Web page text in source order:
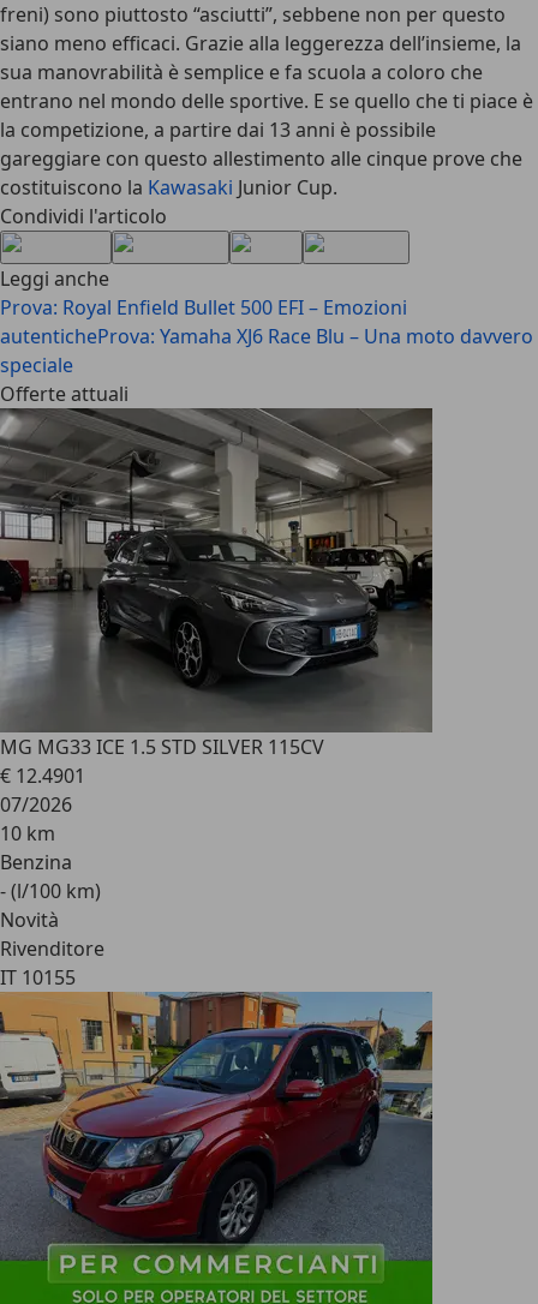
freni) sono piuttosto “asciutti”, sebbene non per questo
siano meno efficaci. Grazie alla leggerezza dell’insieme, la
sua manovrabilità è semplice e fa scuola a coloro che
entrano nel mondo delle sportive. E se quello che ti piace è
la competizione, a partire dai 13 anni è possibile
gareggiare con questo allestimento alle cinque prove che
costituiscono la Kawasaki Junior Cup.
Condividi l'articolo
Leggi anche
Prova: Royal Enfield Bullet 500 EFI – Emozioni
autenticheProva: Yamaha XJ6 Race Blu – Una moto davvero
speciale
Offerte attuali
MG MG33 ICE 1.5 STD SILVER 115CV
€ 12.4901
07/2026
10 km
Benzina
- (l/100 km)
Novità
Rivenditore
IT 10155